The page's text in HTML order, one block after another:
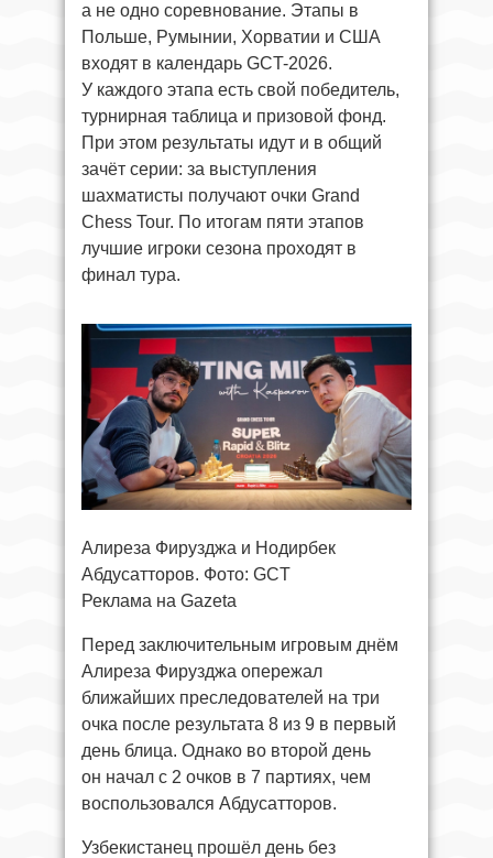
а не одно соревнование. Этапы в
Польше, Румынии, Хорватии и США
входят в календарь GCT-2026.
У каждого этапа есть свой победитель,
турнирная таблица и призовой фонд.
При этом результаты идут и в общий
зачёт серии: за выступления
шахматисты получают очки Grand
Chess Tour. По итогам пяти этапов
лучшие игроки сезона проходят в
финал тура.
Алиреза Фирузджа и Нодирбек
Абдусатторов. Фото: GCT
Реклама на Gazeta
Перед заключительным игровым днём
Алиреза Фирузджа опережал
ближайших преследователей на три
очка после результата 8 из 9 в первый
день блица. Однако во второй день
он начал с 2 очков в 7 партиях, чем
воспользовался Абдусатторов.
Узбекистанец прошёл день без